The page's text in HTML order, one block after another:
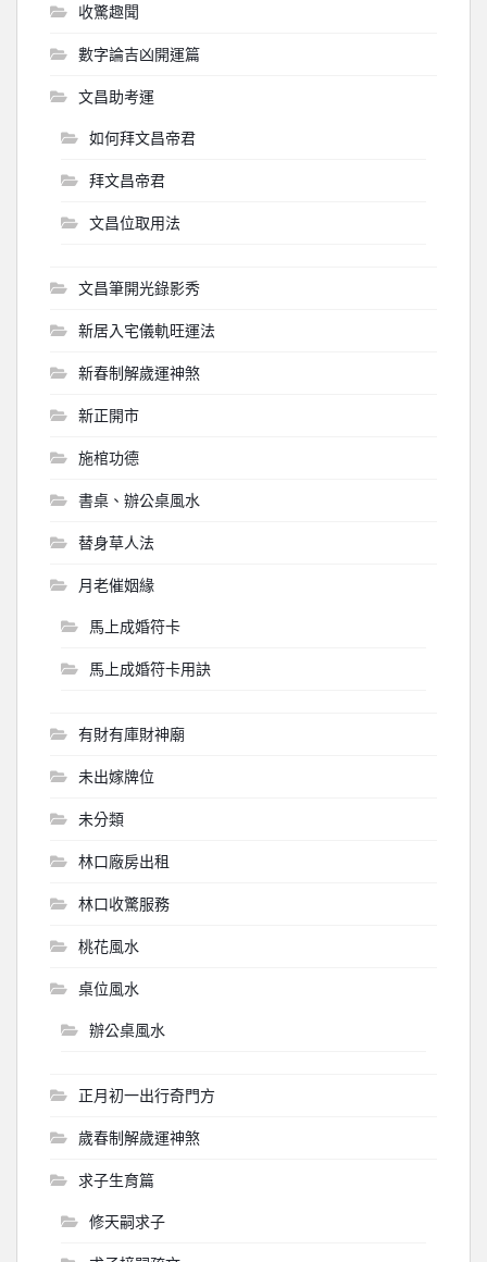
收驚趣聞
數字論吉凶開運篇
文昌助考運
如何拜文昌帝君
拜文昌帝君
文昌位取用法
文昌筆開光錄影秀
新居入宅儀軌旺運法
新春制解歲運神煞
新正開市
施棺功德
書桌、辦公桌風水
替身草人法
月老催姻緣
馬上成婚符卡
馬上成婚符卡用訣
有財有庫財神廟
未出嫁牌位
未分類
林口廠房出租
林口收驚服務
桃花風水
桌位風水
辦公桌風水
正月初一出行奇門方
歲春制解歲運神煞
求子生育篇
修天嗣求子